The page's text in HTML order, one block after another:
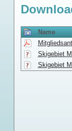
Name
Skigebiet
Skigebiet